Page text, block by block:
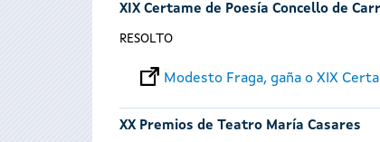
XIX Certame de Poesía Concello de
RESOLTO
Modesto Fraga, gaña o XIX
XX Premios de Teatro María Casares